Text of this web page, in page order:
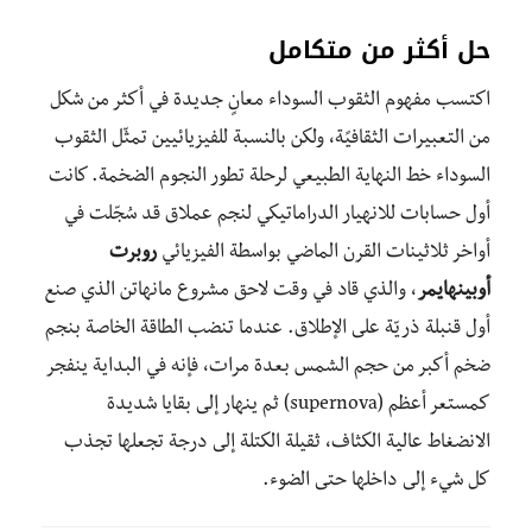
حل أكثر من متكامل
اكتسب مفهوم الثقوب السوداء معانٍ جديدة في أكثر من شكل
من التعبيرات الثقافيًة، ولكن بالنسبة للفيزيائيين تمثّل الثقوب
السوداء خط النهاية الطبيعي لرحلة تطور النجوم الضخمة. كانت
أول حسابات للانهيار الدراماتيكي لنجم عملاق قد سُجّلت في
أواخر ثلاثينات القرن الماضي بواسطة الفيزيائي روبرت
أوبينهايمر، والذي قاد في وقت لاحق مشروع مانهاتن الذي صنع
أول قنبلة ذريّة على الإطلاق. عندما تنضب الطاقة الخاصة بنجم
ضخم أكبر من حجم الشمس بعدة مرات، فإنه في البداية ينفجر
كمستعر أعظم (supernova) ثم ينهار إلى بقايا شديدة
الانضغاط عالية الكثاف، ثقيلة الكتلة إلى درجة تجعلها تجذب
كل شيء إلى داخلها حتى الضوء.